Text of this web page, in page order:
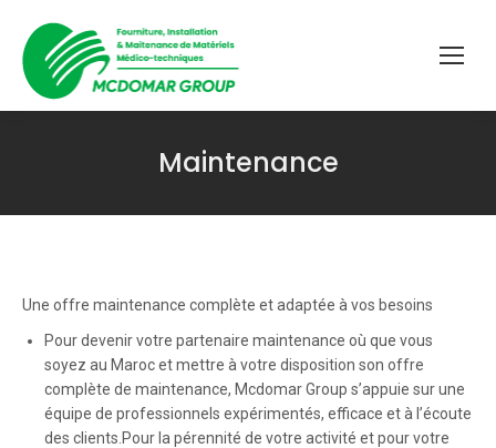
Maintenance
Une offre maintenance complète et adaptée à vos besoins
Pour devenir votre partenaire maintenance où que vous
soyez au Maroc et mettre à votre disposition son offre
complète de maintenance, Mcdomar Group s’appuie sur une
équipe de professionnels expérimentés, efficace et à l’écoute
des clients. Pour la pérennité de votre activité et pour votre